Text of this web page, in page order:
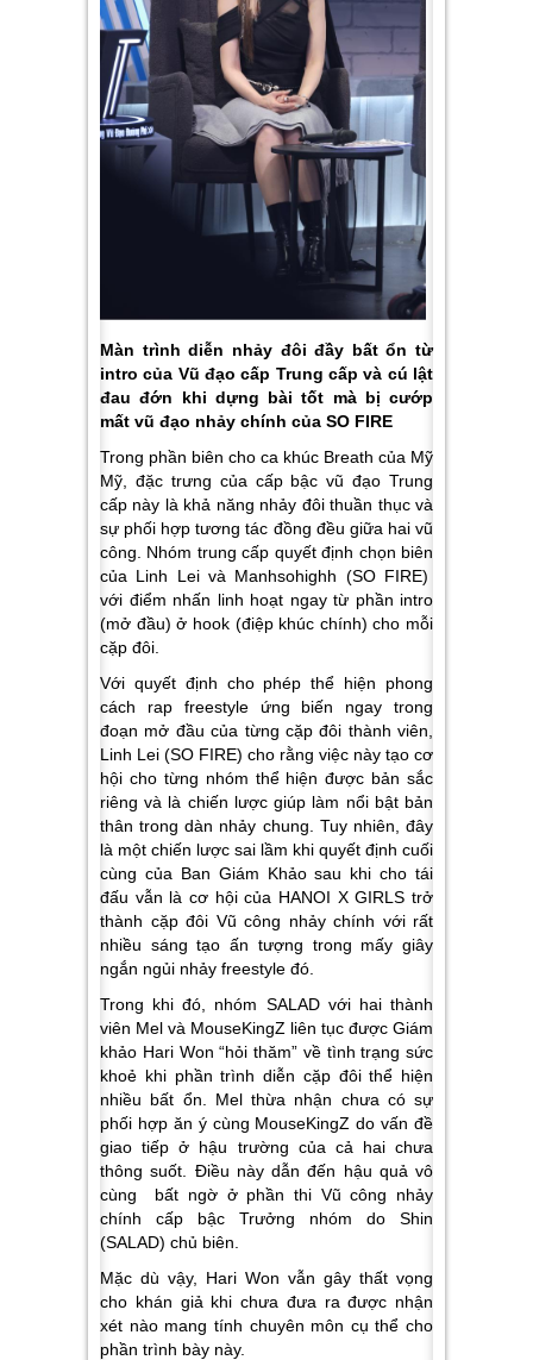
Màn trình diễn nhảy đôi đầy bất ổn từ
intro của Vũ đạo cấp Trung cấp và cú lật
đau đớn khi dựng bài tốt mà bị cướp
mất vũ đạo nhảy chính của SO FIRE
Trong phần biên cho ca khúc Breath của Mỹ
Mỹ, đặc trưng của cấp bậc vũ đạo Trung
cấp này là khả năng nhảy đôi thuần thục và
sự phối hợp tương tác đồng đều giữa hai vũ
công. Nhóm trung cấp quyết định chọn biên
của Linh Lei và Manhsohighh (SO FIRE)
với điểm nhấn linh hoạt ngay từ phần intro
(mở đầu) ở hook (điệp khúc chính) cho mỗi
cặp đôi.
Với quyết định cho phép thể hiện phong
cách rap freestyle ứng biến ngay trong
đoạn mở đầu của từng cặp đôi thành viên,
Linh Lei (SO FIRE) cho rằng việc này tạo cơ
hội cho từng nhóm thể hiện được bản sắc
riêng và là chiến lược giúp làm nổi bật bản
thân trong dàn nhảy chung. Tuy nhiên, đây
là một chiến lược sai lầm khi quyết định cuối
cùng của Ban Giám Khảo sau khi cho tái
đấu vẫn là cơ hội của HANOI X GIRLS trở
thành cặp đôi Vũ công nhảy chính với rất
nhiều sáng tạo ấn tượng trong mấy giây
ngắn ngủi nhảy freestyle đó.
Trong khi đó, nhóm SALAD với hai thành
viên Mel và MouseKingZ liên tục được Giám
khảo Hari Won “hỏi thăm” về tình trạng sức
khoẻ khi phần trình diễn cặp đôi thể hiện
nhiều bất ổn. Mel thừa nhận chưa có sự
phối hợp ăn ý cùng MouseKingZ do vấn đề
giao tiếp ở hậu trường của cả hai chưa
thông suốt. Điều này dẫn đến hậu quả vô
cùng bất ngờ ở phần thi Vũ công nhảy
chính cấp bậc Trưởng nhóm do Shin
(SALAD) chủ biên.
Mặc dù vậy, Hari Won vẫn gây thất vọng
cho khán giả khi chưa đưa ra được nhận
xét nào mang tính chuyên môn cụ thể cho
phần trình bày này.